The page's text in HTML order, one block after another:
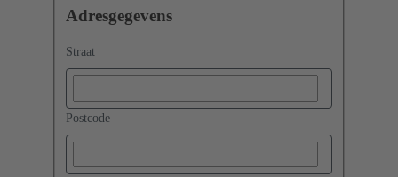
Adresgegevens
Straat
Postcode